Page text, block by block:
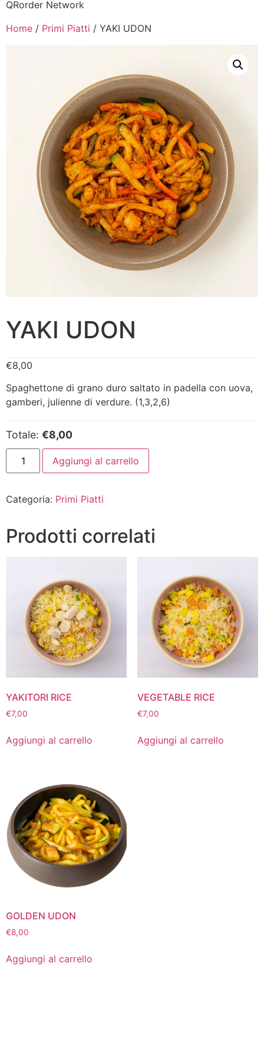
QRorder Network
Home / Primi Piatti / YAKI UDON
YAKI UDON
€8,00
Spaghettone di grano duro saltato in padella con uova,
gamberi, julienne di verdure. (1,3,2,6)
Totale: €8,00
Aggiungi al carrello
Categoria: Primi Piatti
Prodotti correlati
YAKITORI RICE
€7,00
Aggiungi al carrello
VEGETABLE RICE
€7,00
Aggiungi al carrello
GOLDEN UDON
€8,00
Aggiungi al carrello